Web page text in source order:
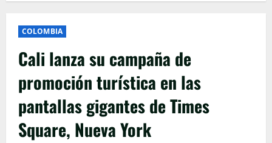
COLOMBIA
Cali lanza su campaña de
promoción turística en las
pantallas gigantes de Times
Square, Nueva York